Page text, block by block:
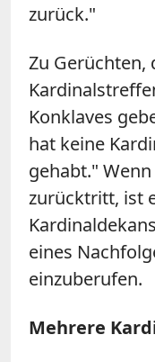
zurück."
Zu Gerüchten,
Konklaves
hat keine
gehabt."
zurücktritt, ist
eines
einzuberufen.
Mehrere